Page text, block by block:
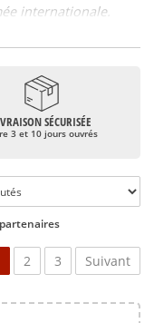
internationale.
supérieur. De
Pomerol
Château d’Yquem
, Lafite,Mouton
de Bordeaux. Au-
Bordeaux supérieur.
particularité de se
vin fait
de l’importante
texture de sols, qui
SÉCURISÉE
3 et 10 jours ouvrés
2 3 Suivant